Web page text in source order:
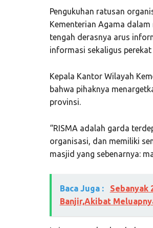
Pengukuhan ratusan
Kementerian Agama
tengah derasnya arus
informasi sekaligus perekat
Kepala Kantor Wilayah
bahwa pihaknya
provinsi.
“RISMA adalah garda
organisasi, dan memiliki
masjid yang sebenarnya:
Baca Juga :
Sebanyak
Banjir,Akibat